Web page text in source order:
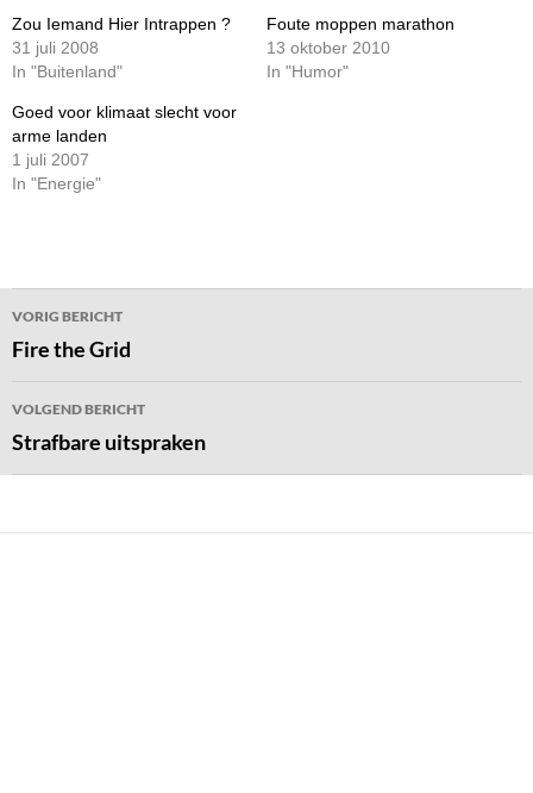
Zou Iemand Hier Intrappen ?
31 juli 2008
In "Buitenland"
Foute moppen marathon
13 oktober 2010
In "Humor"
Goed voor klimaat slecht voor
arme landen
1 juli 2007
In "Energie"
Bericht
navigatie
VORIG BERICHT
Fire the Grid
VOLGEND BERICHT
Strafbare uitspraken